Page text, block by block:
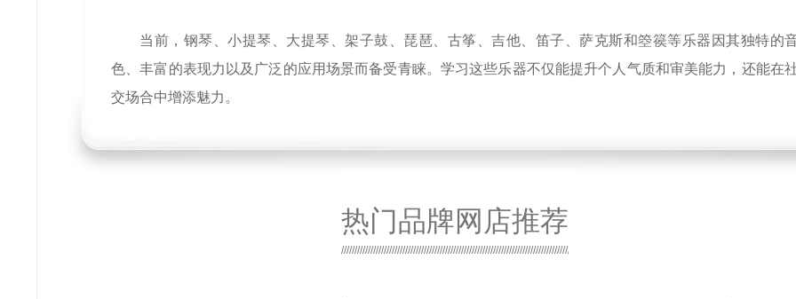
当前，钢琴、小提琴、大提琴、架子鼓、琵琶、古筝、吉他、笛子、萨克斯和箜篌等乐器因其独特的
色、丰富的表现力以及广泛的应用场景而备受青睐。学习这些乐器不仅能提升个人气质和审美能力，还能在
交场合中增添魅力。
热门品牌网店推荐